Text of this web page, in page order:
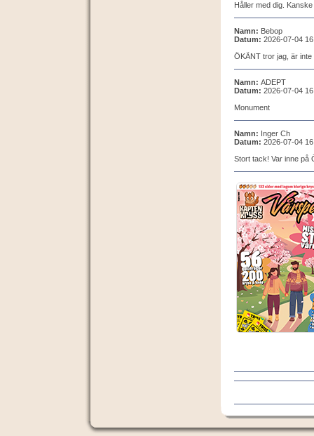
Håller med dig.
Namn: Bebop
Datum: 2026-07-04
ÖKÄNT tror jag, är inte
Namn: ADEPT
Datum: 2026-07-04
Monument
Namn: Inger Ch
Datum: 2026-07-04
Stort tack! Var inne på